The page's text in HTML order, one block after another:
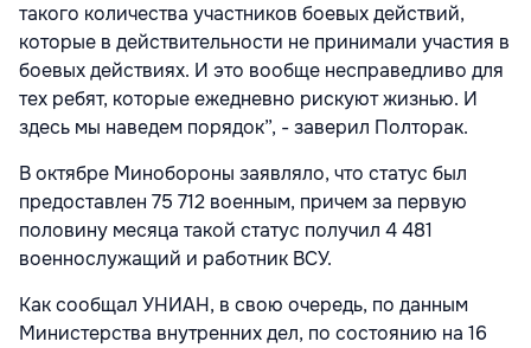
такого количества участников боевых действий,
которые в действительности не принимали участия в
боевых действиях. И это вообще несправедливо для
тех ребят, которые ежедневно рискуют жизнью. И
здесь мы наведем порядок”, - заверил Полторак.
В октябре Минобороны заявляло, что статус был
предоставлен 75 712 военным, причем за первую
половину месяца такой статус получил 4 481
военнослужащий и работник ВСУ.
Как сообщал УНИАН, в свою очередь, по данным
Министерства внутренних дел, по состоянию на 16